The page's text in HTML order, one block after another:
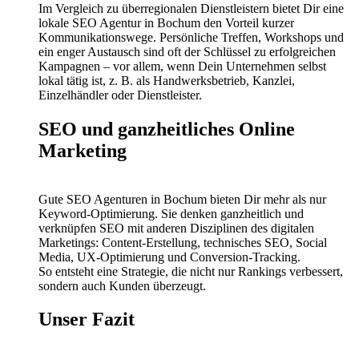
Im Vergleich zu überregionalen Dienstleistern bietet Dir eine
lokale SEO Agentur in Bochum den Vorteil kurzer
Kommunikationswege. Persönliche Treffen, Workshops und
ein enger Austausch sind oft der Schlüssel zu erfolgreichen
Kampagnen – vor allem, wenn Dein Unternehmen selbst
lokal tätig ist, z. B. als Handwerksbetrieb, Kanzlei,
Einzelhändler oder Dienstleister.
SEO und ganzheitliches Online
Marketing
Gute SEO Agenturen in Bochum bieten Dir mehr als nur
Keyword-Optimierung. Sie denken ganzheitlich und
verknüpfen SEO mit anderen Disziplinen des digitalen
Marketings: Content-Erstellung, technisches SEO, Social
Media, UX-Optimierung und Conversion-Tracking.
So entsteht eine Strategie, die nicht nur Rankings verbessert,
sondern auch Kunden überzeugt.
Unser Fazit